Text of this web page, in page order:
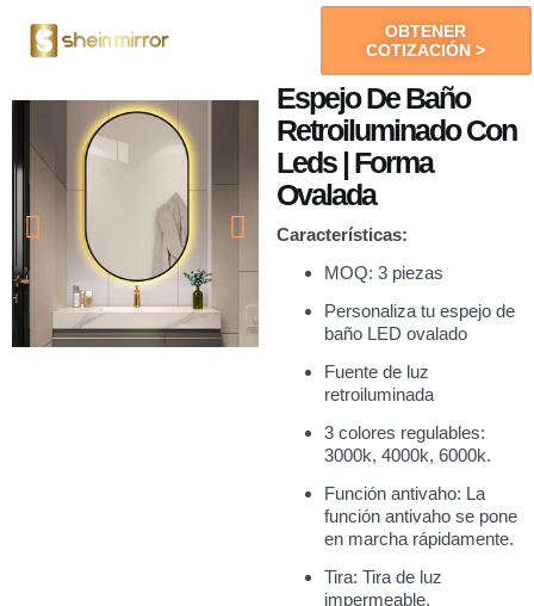
OBTENER
COTIZACIÓN >
Espejo De Baño
Retroiluminado Con
Leds | Forma
Ovalada
Características:
MOQ: 3 piezas
Personaliza tu espejo de
baño LED ovalado
Fuente de luz
retroiluminada
3 colores regulables:
3000k, 4000k, 6000k.
Función antivaho: La
función antivaho se pone
en marcha rápidamente.
Tira: Tira de luz
impermeable.